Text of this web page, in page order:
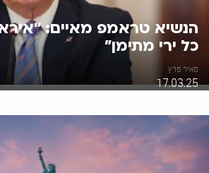
הנשיא טראמפ מאיים:
כל ירי מתימן"
מאיר פרץ
17.03.25